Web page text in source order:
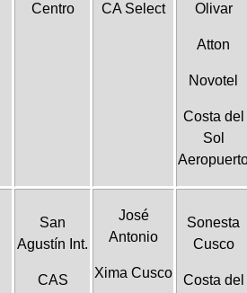
Centro
CA Select
Olivar
Atton
Novotel
Costa del
Sol
San
Agustín Int.
CAS
José
Antonio
Xima Cusco
Sonesta
Cusco
Costa del